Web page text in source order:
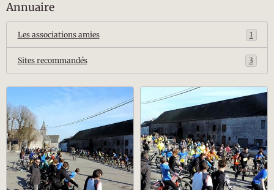
Annuaire
Les associations amies 1
Sites recommandés 3